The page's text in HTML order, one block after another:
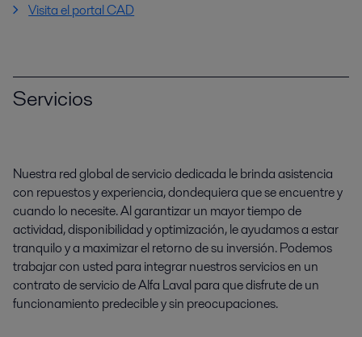
Visita el portal CAD
Servicios
Nuestra red global de servicio dedicada le brinda asistencia
con repuestos y experiencia, dondequiera que se encuentre y
cuando lo necesite. Al garantizar un mayor tiempo de
actividad, disponibilidad y optimización, le ayudamos a estar
tranquilo y a maximizar el retorno de su inversión. Podemos
trabajar con usted para integrar nuestros servicios en un
contrato de servicio de Alfa Laval para que disfrute de un
funcionamiento predecible y sin preocupaciones.